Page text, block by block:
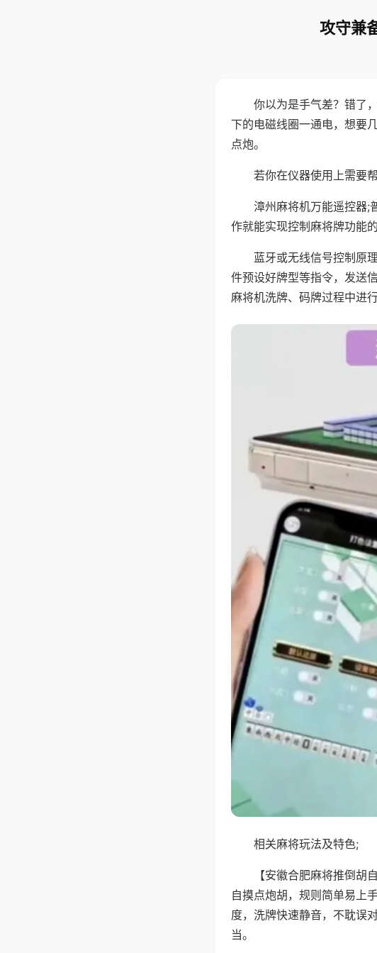
攻守兼
你以为是手气差？错了
下的电磁线圈一通电，想要
点炮。
若你在仪器使用上需要
漳州麻将机万能遥控器;
作就能实现控制麻将牌功能
蓝牙或无线信号控制原
件预设好牌型等指令，发送
麻将机洗牌、码牌过程中进
相关麻将玩法及特色;
【安徽合肥麻将推倒胡
自摸点炮胡，规则简单易上
度，洗牌快速静音，不耽误
当。